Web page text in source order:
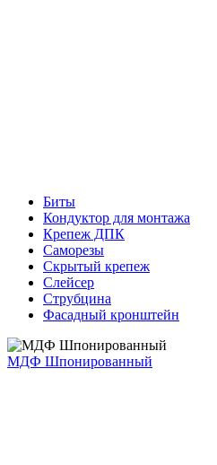
Биты
Кондуктор для монтажа
Крепеж ДПК
Саморезы
Скрытый крепеж
Слейсер
Струбцина
Фасадный кронштейн
МДФ Шпонированный